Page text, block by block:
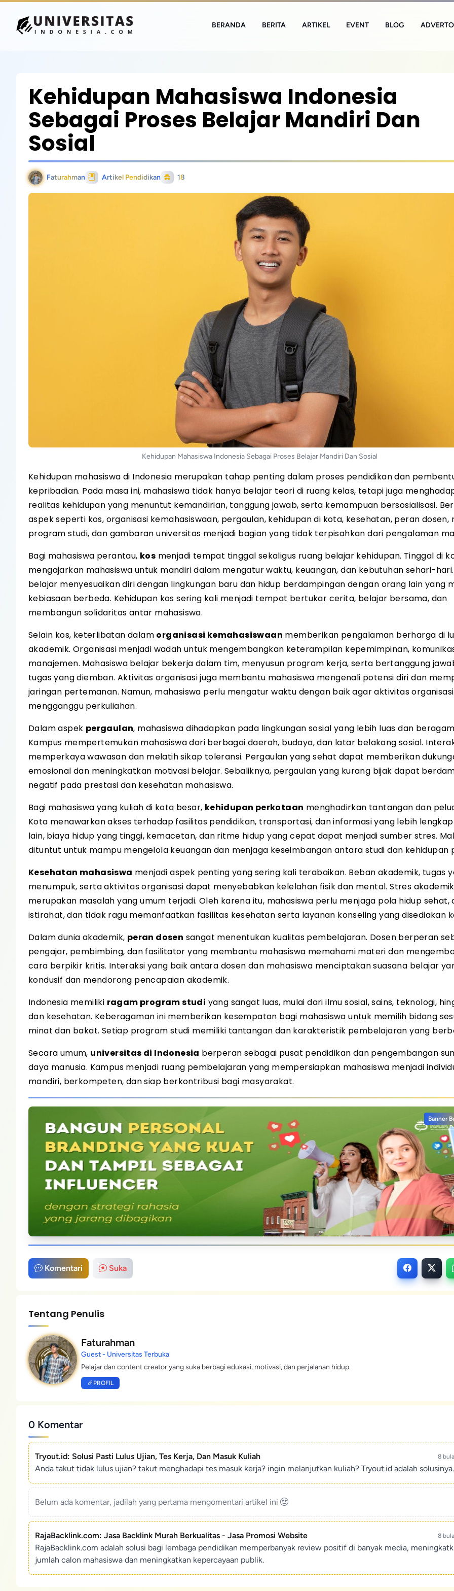
BERANDA BERITA ARTIKEL EVENT BLOG
Kehidupan Mahasiswa Indonesia
Sebagai Proses Belajar Mandiri Dan
Sosial
Faturahman Artikel Pendidikan 18
Kehidupan Mahasiswa Indonesia Sebagai Proses Belajar Mandiri Dan Sosial
Kehidupan mahasiswa di Indonesia merupakan tahap penting dalam proses pendidikan dan
kepribadian. Pada masa ini, mahasiswa tidak hanya belajar teori di ruang kelas, tetapi juga
realitas kehidupan yang menuntut kemandirian, tanggung jawab, serta kemampuan bersosialisasi.
aspek seperti kos, organisasi kemahasiswaan, pergaulan, kehidupan di kota, kesehatan, peran dosen,
program studi, dan gambaran universitas menjadi bagian yang tidak terpisahkan dari pengalaman
Bagi mahasiswa perantau, kos menjadi tempat tinggal sekaligus ruang belajar kehidupan. Tinggal di
mengajarkan mahasiswa untuk mandiri dalam mengatur waktu, keuangan, dan kebutuhan sehari-
belajar menyesuaikan diri dengan lingkungan baru dan hidup berdampingan dengan orang lain yang
kebiasaan berbeda. Kehidupan kos sering kali menjadi tempat bertukar cerita, belajar bersama, dan
membangun solidaritas antar mahasiswa.
Selain kos, keterlibatan dalam organisasi kemahasiswaan memberikan pengalaman berharga di
akademik. Organisasi menjadi wadah untuk mengembangkan keterampilan kepemimpinan,
manajemen. Mahasiswa belajar bekerja dalam tim, menyusun program kerja, serta bertanggung
tugas yang diemban. Aktivitas organisasi juga membantu mahasiswa mengenali potensi diri dan
jaringan pertemanan. Namun, mahasiswa perlu mengatur waktu dengan baik agar aktivitas
mengganggu perkuliahan.
Dalam aspek pergaulan, mahasiswa dihadapkan pada lingkungan sosial yang lebih luas dan
Kampus mempertemukan mahasiswa dari berbagai daerah, budaya, dan latar belakang sosial.
memperkaya wawasan dan melatih sikap toleransi. Pergaulan yang sehat dapat memberikan
emosional dan meningkatkan motivasi belajar. Sebaliknya, pergaulan yang kurang bijak dapat
negatif pada prestasi dan kesehatan mahasiswa.
Bagi mahasiswa yang kuliah di kota besar, kehidupan perkotaan menghadirkan tantangan dan
Kota menawarkan akses terhadap fasilitas pendidikan, transportasi, dan informasi yang lebih
lain, biaya hidup yang tinggi, kemacetan, dan ritme hidup yang cepat dapat menjadi sumber stres.
dituntut untuk mampu mengelola keuangan dan menjaga keseimbangan antara studi dan kehidupan
Kesehatan mahasiswa menjadi aspek penting yang sering kali terabaikan. Beban akademik, tugas
menumpuk, serta aktivitas organisasi dapat menyebabkan kelelahan fisik dan mental. Stres akademik
merupakan masalah yang umum terjadi. Oleh karena itu, mahasiswa perlu menjaga pola hidup sehat,
istirahat, dan tidak ragu memanfaatkan fasilitas kesehatan serta layanan konseling yang disediakan
Dalam dunia akademik, peran dosen sangat menentukan kualitas pembelajaran. Dosen berperan
pengajar, pembimbing, dan fasilitator yang membantu mahasiswa memahami materi dan
cara berpikir kritis. Interaksi yang baik antara dosen dan mahasiswa menciptakan suasana belajar
kondusif dan mendorong pencapaian akademik.
Indonesia memiliki ragam program studi yang sangat luas, mulai dari ilmu sosial, sains, teknologi,
dan kesehatan. Keberagaman ini memberikan kesempatan bagi mahasiswa untuk memilih bidang
minat dan bakat. Setiap program studi memiliki tantangan dan karakteristik pembelajaran yang
Secara umum, universitas di Indonesia berperan sebagai pusat pendidikan dan pengembangan
daya manusia. Kampus menjadi ruang pembelajaran yang mempersiapkan mahasiswa menjadi
mandiri, berkompeten, dan siap berkontribusi bagi masyarakat.
Banner
Komentari Suka
Tentang Penulis
Faturahman
Guest - Universitas Terbuka
Pelajar dan content creator yang suka berbagi edukasi, motivasi, dan perjalanan hidup.
PROFIL
0 Komentar
Tryout.id: Solusi Pasti Lulus Ujian, Tes Kerja, Dan Masuk Kuliah 8
Anda takut tidak lulus ujian? takut menghadapi tes masuk kerja? ingin melanjutkan kuliah? Tryout.id adalah solusinya.
Belum ada komentar, jadilah yang pertama mengomentari artikel ini
RajaBacklink.com: Jasa Backlink Murah Berkualitas - Jasa Promosi Website 8
RajaBacklink.com adalah solusi bagi lembaga pendidikan memperbanyak review positif di banyak media,
jumlah calon mahasiswa dan meningkatkan kepercayaan publik.